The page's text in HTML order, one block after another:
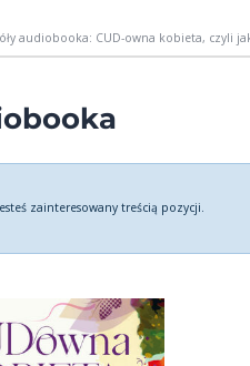
audiobooka: CUD-owna kobieta, czyli
zainteresowany treścią pozycji.